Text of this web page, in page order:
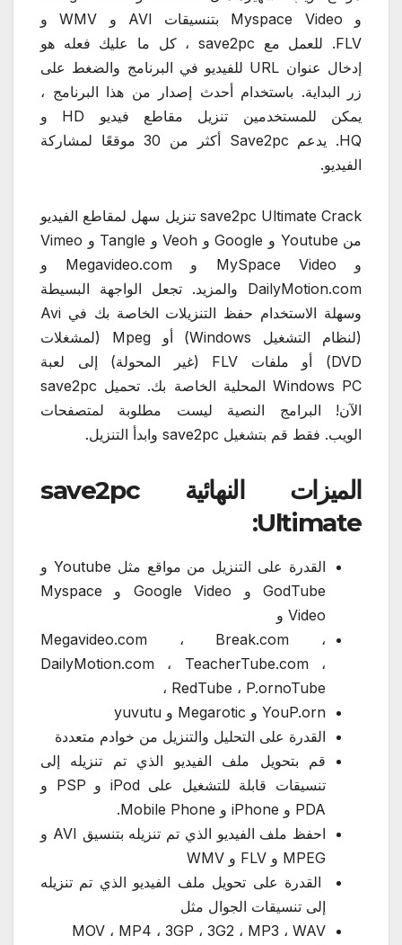
و Myspace Video بتنسيقات AVI و WMV و
FLV. للعمل مع save2pc ، كل ما عليك فعله هو
إدخال عنوان URL للفيديو في البرنامج والضغط على
زر البداية. باستخدام أحدث إصدار من هذا البرنامج ،
يمكن للمستخدمين تنزيل مقاطع فيديو HD و
HQ. يدعم Save2pc أكثر من 30 موقعًا لمشاركة
الفيديو.
save2pc Ultimate Crack تنزيل سهل لمقاطع الفيديو
من Youtube و Google و Veoh و Tangle و Vimeo
و MySpace Video و Megavideo.com و
DailyMotion.com والمزيد. تجعل الواجهة البسيطة
وسهلة الاستخدام حفظ التنزيلات الخاصة بك في Avi
(لنظام التشغيل Windows) أو Mpeg (لمشغلات
DVD) أو ملفات FLV (غير المحولة) إلى لعبة
Windows PC المحلية الخاصة بك. تحميل save2pc
الآن! البرامج النصية ليست مطلوبة لمتصفحات
الويب. فقط قم بتشغيل save2pc وابدأ التنزيل.
الميزات النهائية save2pc
Ultimate:
القدرة على التنزيل من مواقع مثل Youtube و
GodTube و Google Video و Myspace
Video و
Megavideo.com ، Break.com ،
DailyMotion.com ، TeacherTube.com ،
RedTube ، P.ornoTube ،
YouP.orn و Megarotic و yuvutu
القدرة على التحليل والتنزيل من خوادم متعددة
قم بتحويل ملف الفيديو الذي تم تنزيله إلى
تنسيقات قابلة للتشغيل على iPod و PSP و
PDA و iPhone و Mobile Phone.
احفظ ملف الفيديو الذي تم تنزيله بتنسيق AVI و
MPEG و FLV و WMV
القدرة على تحويل ملف الفيديو الذي تم تنزيله
إلى تنسيقات الجوال مثل
MOV ، MP4 ، 3GP ، 3G2 ، MP3 ، WAV